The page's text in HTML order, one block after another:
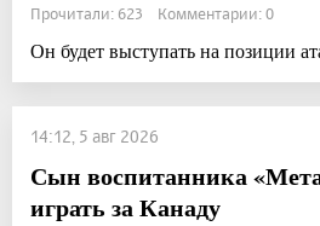
Прочитали: 623 Комментарии: 0
Он будет выступать на позиции
14:12, 5 авг 2026
Сын воспитанника
играть за Канаду